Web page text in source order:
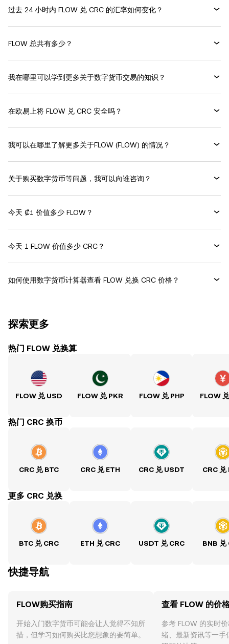
过去 24 小时内 FLOW 兑 CRC 的汇率如何变化？
FLOW 总共有多少？
我在哪里可以学到更多关于数字货币交易的知识？
在欧易上将 FLOW 兑 CRC 安全吗？
我可以在哪里了解更多关于FLOW (FLOW) 的情况？
关于购买数字货币等问题，我可以向谁咨询？
今天 ₡1 价值多少 FLOW？
今天 1 FLOW 价值多少 CRC？
如何使用数字货币计算器查看 FLOW 兑换 CRC 价格？
探索更多
热门 FLOW 兑换算
FLOW 兑 USD FLOW 兑 PKR FLOW 兑 PHP FLOW
热门 CRC 换币
CRC 兑 BTC CRC 兑 ETH CRC 兑 USDT CRC 兑
ִִִִִִִִִִִִִִִִִִִִִִִִִִִִִִִִִִִִִִִִִִִִִִִִ更多 CRC 兑换
BTC 兑 CRC ETH 兑 CRC USDT 兑 CRC BNB 兑
快捷导航
FLOW购买指南
开始入门数字货币可能会让人觉得不知所
措，但学习如何购买比您想象的要简单。
查看 FLOW 的价
参考 FLOW 的实时
绪、最新资讯等一手